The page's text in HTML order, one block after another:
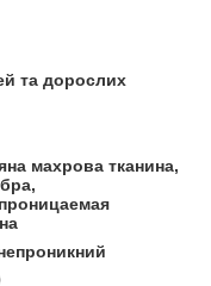
та дорослих
махрова тканина,